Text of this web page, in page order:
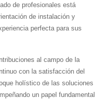
de profesionales está
de instalación y
perfecta para sus
al campo de la
con la satisfacción del
holístico de las soluciones
un papel fundamental